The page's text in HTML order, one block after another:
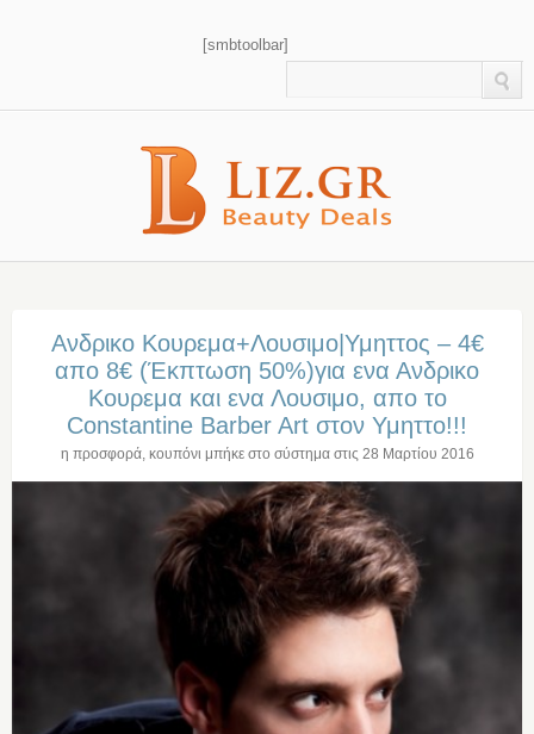
[smbtoolbar]
Ανδρικο Κουρεμα+Λουσιμο|Υμηττος – 4€
απο 8€ (Έκπτωση 50%)για ενα Ανδρικο
Κουρεμα και ενα Λουσιμο, απο το
Constantine Barber Art στον Υμηττο!!!
η προσφορά, κουπόνι μπήκε στο σύστημα στις 28 Μαρτίου 2016